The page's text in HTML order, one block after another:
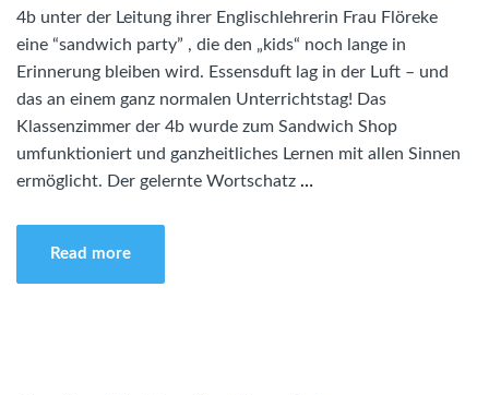
4b unter der Leitung ihrer Englischlehrerin Frau Flöreke
eine “sandwich party” , die den „kids“ noch lange in
Erinnerung bleiben wird. Essensduft lag in der Luft – und
das an einem ganz normalen Unterrichtstag! Das
Klassenzimmer der 4b wurde zum Sandwich Shop
umfunktioniert und ganzheitliches Lernen mit allen Sinnen
ermöglicht. Der gelernte Wortschatz …
Read more